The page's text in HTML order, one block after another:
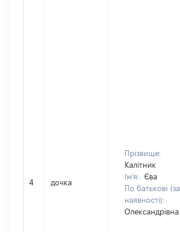
4 дочка
Прізвище:
Калітник
Ім'я:
Єва
По батькові (за
наявності):
Олександрівна